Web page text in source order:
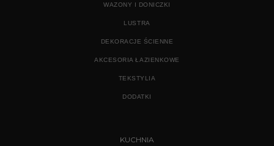
WAZONY I DONICZKI
LUSTRA
DEKORACJE ŚCIENNE
AKCESORIA ŁAZIENKOWE
TEKSTYLIA
DODATKI
KUCHNIA